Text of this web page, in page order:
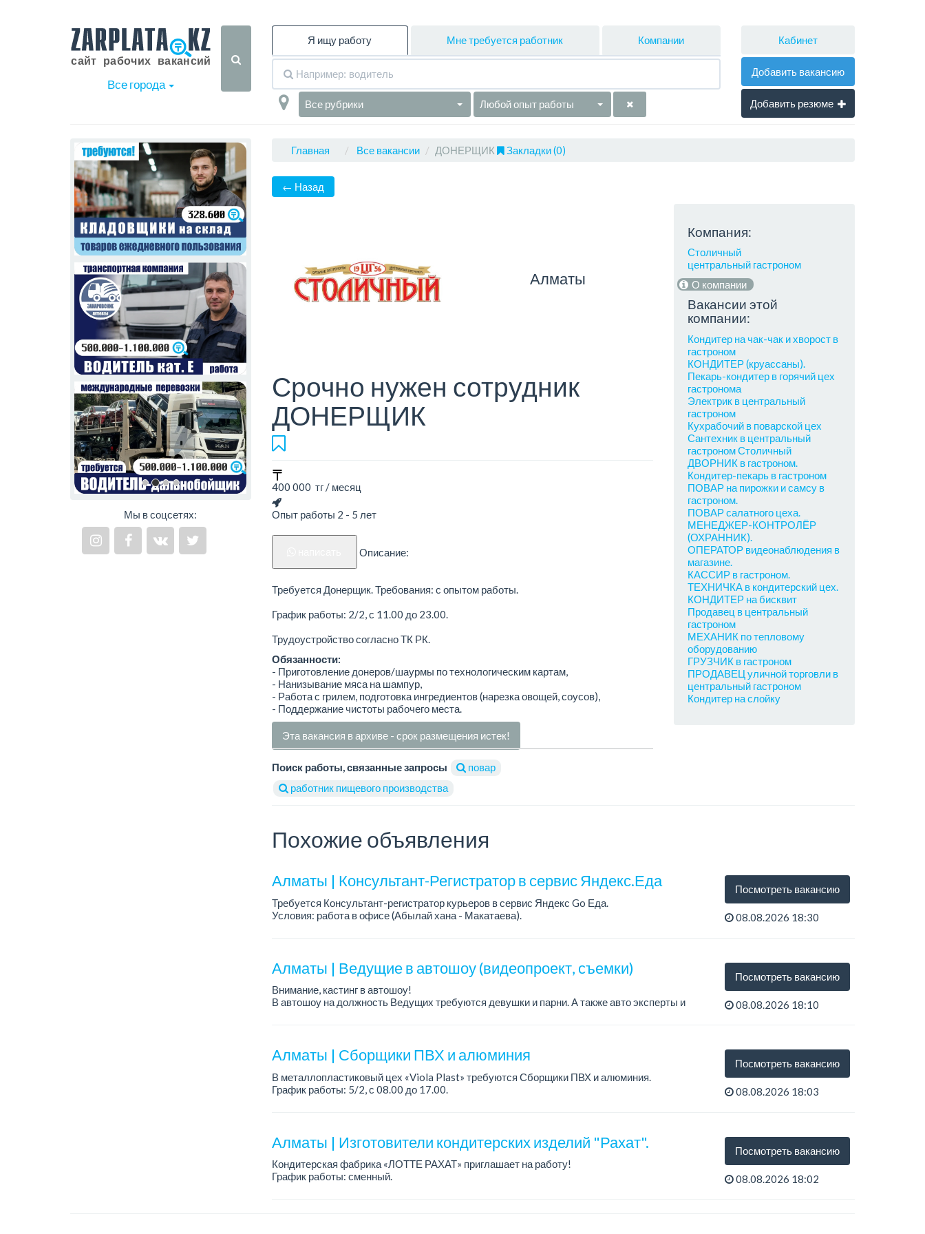
Все города
Я ищу работу Мне требуется работник Компании
Все рубрики Любой опыт работы
Кабинет
Добавить вакансию
Добавить резюме
Мы в соцсетях:
Главная Все вакансии ДОНЕРЩИК Закладки (0)
← Назад
Алматы
Срочно нужен сотрудник
ДОНЕРЩИК
400 000 тг / месяц
Опыт работы 2 - 5 лет
Описание:
Требуется Донерщик. Требования: с опытом работы.
График работы: 2/2, с 11.00 до 23.00.
Трудоустройство согласно ТК РК.
Обязанности:
- Приготовление донеров/шаурмы по технологическим картам,
- Нанизывание мяса на шампур,
- Работа с грилем, подготовка ингредиентов (нарезка овощей, соусов),
- Поддержание чистоты рабочего места.
Эта вакансия в архиве - срок размещения истек!
Поиск работы, связанные запросы
повар
работник пищевого производства
Компания:
Столичный
центральный гастроном
О компании
Вакансии этой
компании:
Кондитер на чак-чак и хворост в
гастроном
КОНДИТЕР (круассаны).
Пекарь-кондитер в горячий цех
гастронома
Электрик в центральный
гастроном
Кухрабочий в поварской цех
Сантехник в центральный
гастроном Столичный
ДВОРНИК в гастроном.
Кондитер-пекарь в гастроном
ПОВАР на пирожки и самсу в
гастроном.
ПОВАР салатного цеха.
МЕНЕДЖЕР-КОНТРОЛЁР
(ОХРАННИК).
ОПЕРАТОР видеонаблюдения в
магазине.
КАССИР в гастроном.
ТЕХНИЧКА в кондитерский цех.
КОНДИТЕР на бисквит
Продавец в центральный
гастроном
МЕХАНИК по тепловому
оборудованию
ГРУЗЧИК в гастроном
ПРОДАВЕЦ уличной торговли в
центральный гастроном
Кондитер на слойку
Похожие объявления
Алматы | Консультант-Регистратор в сервис Яндекс.Еда
Требуется Консультант-регистратор курьеров в сервис Яндекс Go Еда.
Условия: работа в офисе (Абылай хана - Макатаева).
Посмотреть вакансию
08.08.2026 18:30
Алматы | Ведущие в автошоу (видеопроект, съемки)
Внимание, кастинг в автошоу!
В автошоу на должность Ведущих требуются девушки и парни. А также авто эксперты и
– знание автомоб...
Посмотреть вакансию
08.08.2026 18:10
Алматы | Сборщики ПВХ и алюминия
В металлопластиковый цех «Viola Plast» требуются Сборщики ПВХ и алюминия.
График работы: 5/2, с 08.00 до 17.00.
Посмотреть вакансию
08.08.2026 18:03
Алматы | Изготовители кондитерских изделий "Рахат".
Кондитерская фабрика «ЛОТТЕ РАХАТ» приглашает на работу!
График работы: сменный.
Посмотреть вакансию
08.08.2026 18:02